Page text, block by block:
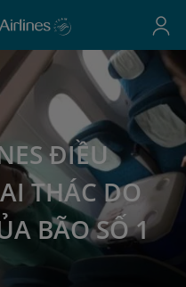
ĐIỀU
THÁC DO
BÃO SỐ 1